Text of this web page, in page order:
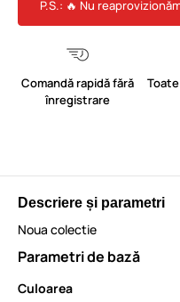
P.S.: 🔥 Nu
Comandă rapidă fără
înregistrare
Descriere și parametri
Noua colectie
Parametri de bază
Culoarea